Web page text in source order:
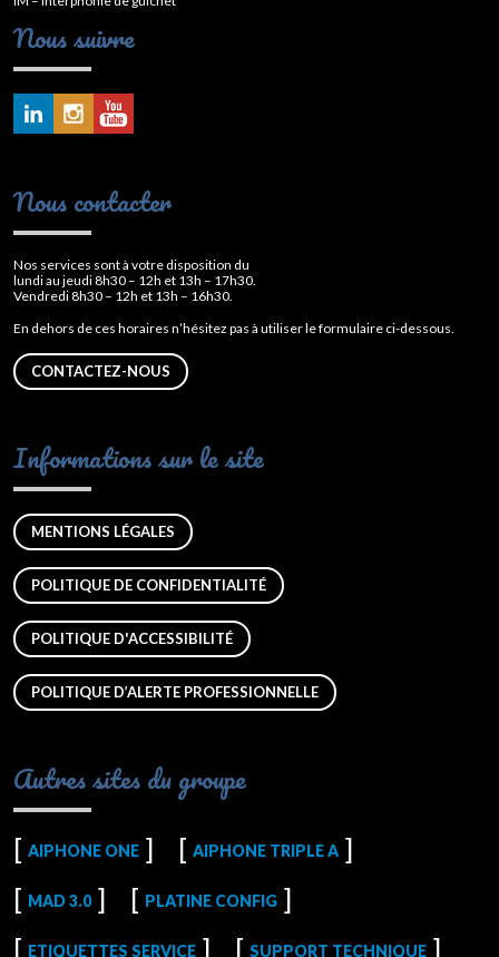
Nous suivre
Nous contacter
Nos services sont à votre disposition du
lundi au jeudi 8h30 – 12h et 13h – 17h30.
Vendredi 8h30 – 12h et 13h – 16h30.
En dehors de ces horaires n’hésitez pas à utiliser le formulaire ci-dessous.
CONTACTEZ-NOUS
Informations sur le site
MENTIONS LÉGALES
POLITIQUE DE CONFIDENTIALITÉ
POLITIQUE D'ACCESSIBILITÉ
POLITIQUE D’ALERTE PROFESSIONNELLE
Autres sites du groupe
AIPHONE ONE AIPHONE TRIPLE A
MAD 3.0 PLATINE CONFIG
ETIQUETTES SERVICE SUPPORT TECHNIQUE